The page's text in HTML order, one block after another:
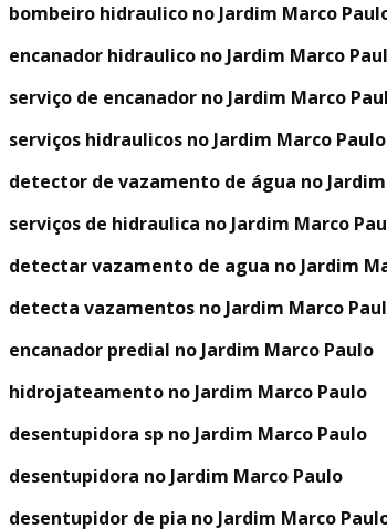
bombeiro hidraulico no Jardim Marco
encanador hidraulico no Jardim Marco
serviço de encanador no Jardim Marco
serviços hidraulicos no Jardim Marco Paulo
detector de vazamento de água no
serviços de hidraulica no Jardim Marco
detectar vazamento de agua no Jardim
detecta vazamentos no Jardim Marco
encanador predial no Jardim Marco Paulo
hidrojateamento no Jardim Marco Paulo
desentupidora sp no Jardim Marco Paulo
desentupidora no Jardim Marco Paulo
desentupidor de pia no Jardim Marco